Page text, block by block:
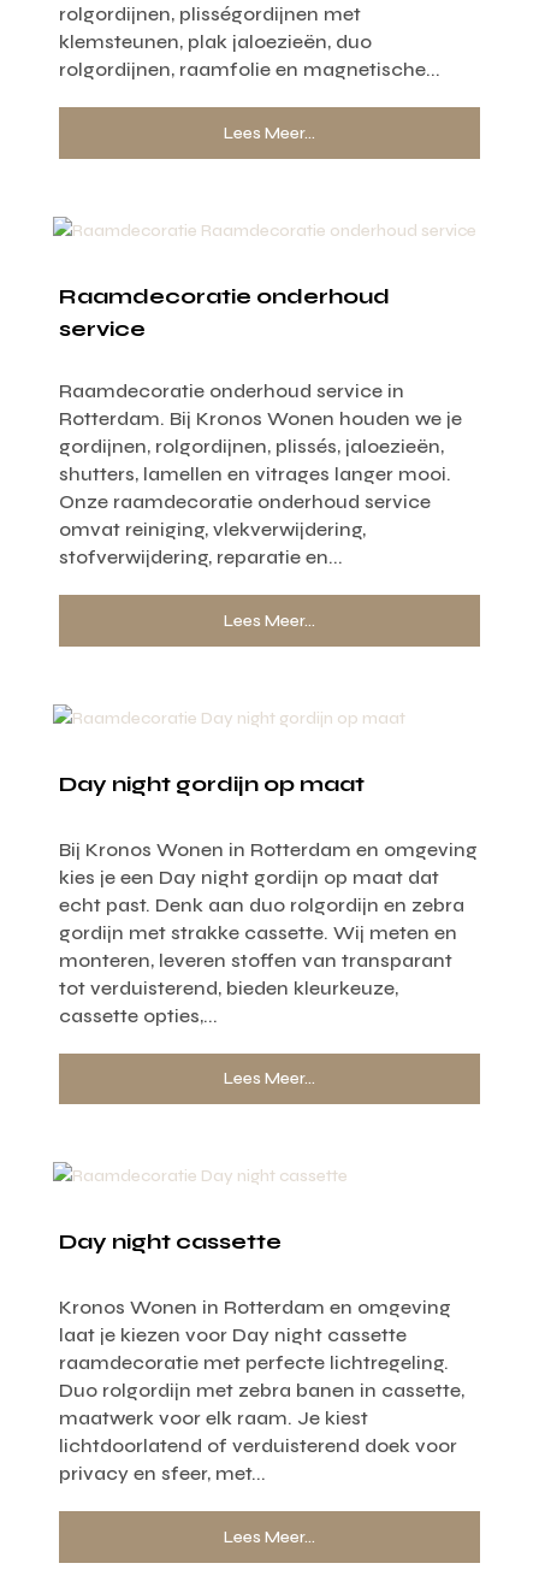
rolgordijnen, plisségordijnen met
klemsteunen, plak jaloezieën, duo
rolgordijnen, raamfolie en magnetische...
Lees Meer...
Raamdecoratie onderhoud
service
Raamdecoratie onderhoud service in
Rotterdam. Bij Kronos Wonen houden we je
gordijnen, rolgordijnen, plissés, jaloezieën,
shutters, lamellen en vitrages langer mooi.
Onze raamdecoratie onderhoud service
omvat reiniging, vlekverwijdering,
stofverwijdering, reparatie en...
Lees Meer...
Day night gordijn op maat
Bij Kronos Wonen in Rotterdam en omgeving
kies je een Day night gordijn op maat dat
echt past. Denk aan duo rolgordijn en zebra
gordijn met strakke cassette. Wij meten en
monteren, leveren stoffen van transparant
tot verduisterend, bieden kleurkeuze,
cassette opties,...
Lees Meer...
Day night cassette
Kronos Wonen in Rotterdam en omgeving
laat je kiezen voor Day night cassette
raamdecoratie met perfecte lichtregeling.
Duo rolgordijn met zebra banen in cassette,
maatwerk voor elk raam. Je kiest
lichtdoorlatend of verduisterend doek voor
privacy en sfeer, met...
Lees Meer...